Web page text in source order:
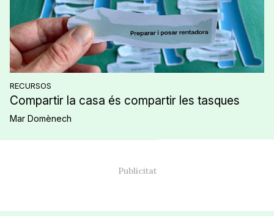
RECURSOS
Compartir la casa és compartir les tasques
Mar Domènech